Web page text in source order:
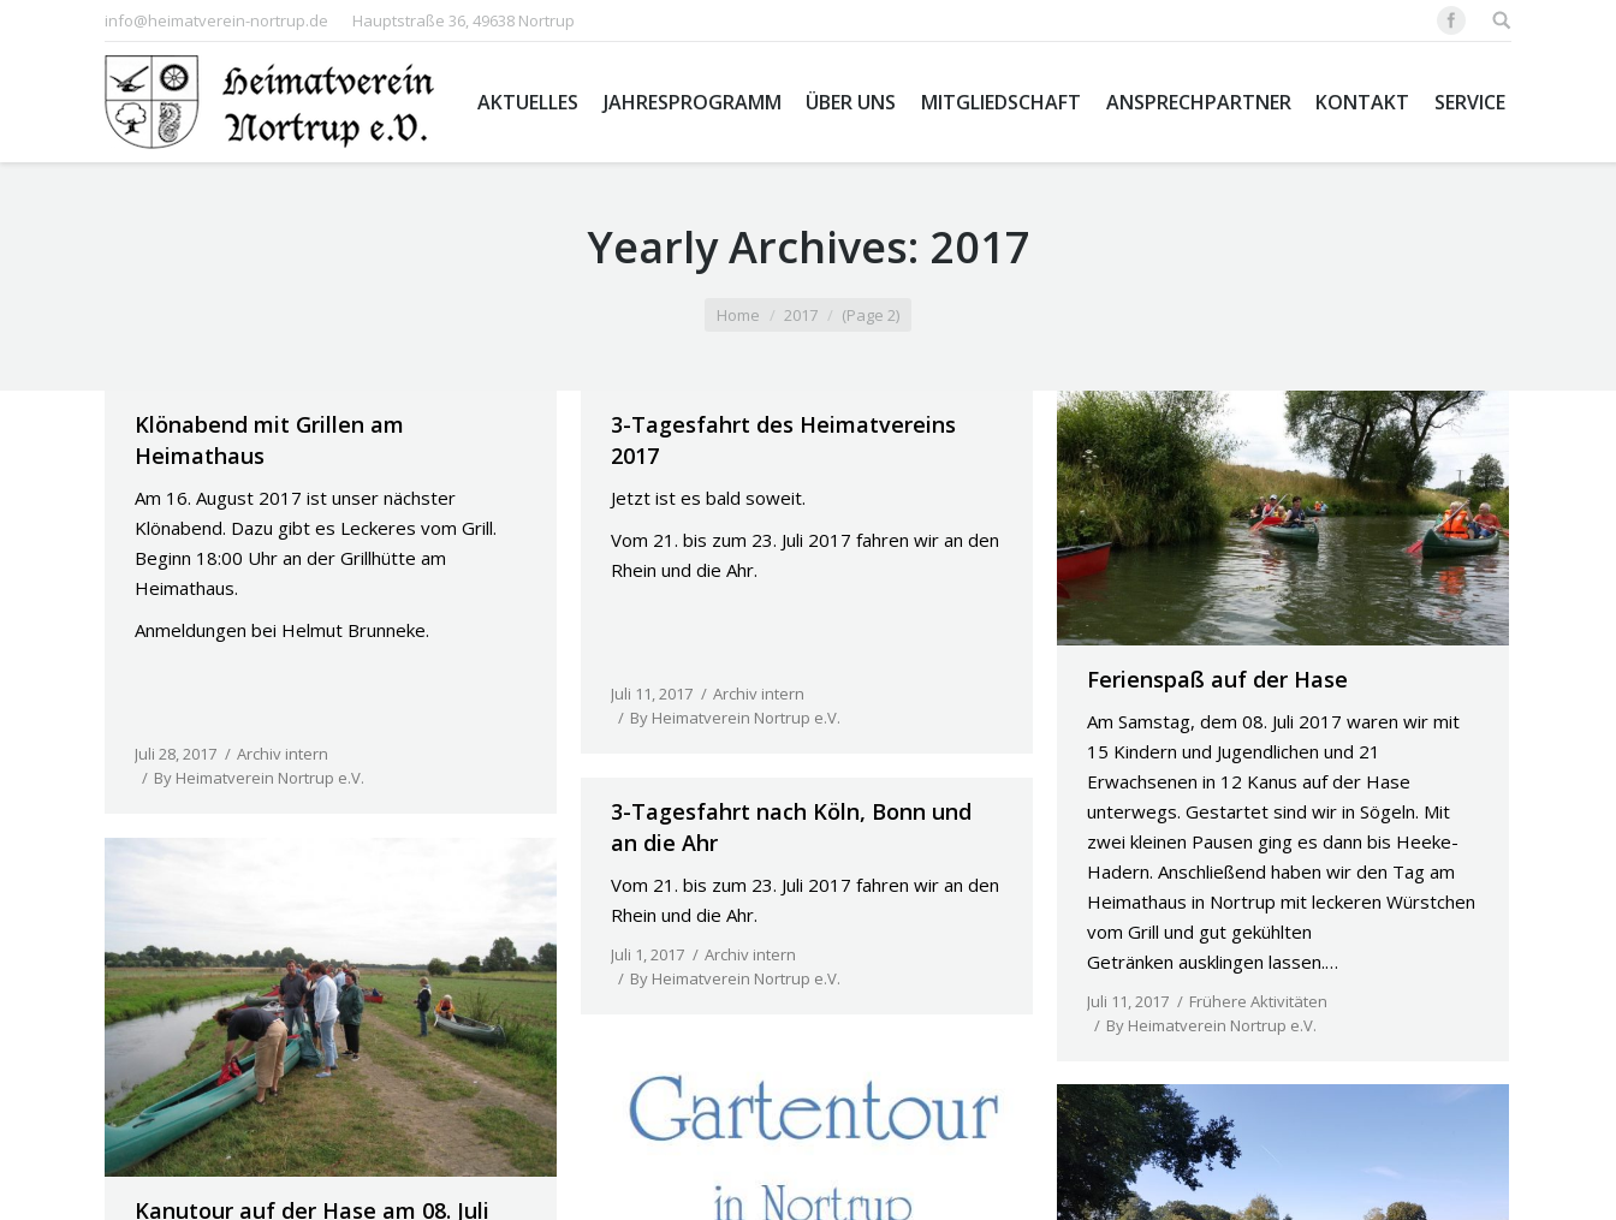
info@heimatverein-nortrup.de Hauptstraße 36, 49638 Nortrup
AKTUELLES JAHRESPROGRAMM ÜBER UNS MITGLIEDSCHAFT ANSPRECHPARTNER KONTAKT SERVICE
Yearly Archives: 2017
Home 2017 (Page 2)
Klönabend mit Grillen am
Heimathaus
Am 16. August 2017 ist unser nächster
Klönabend. Dazu gibt es Leckeres vom Grill.
Beginn 18:00 Uhr an der Grillhütte am
Heimathaus.
Anmeldungen bei Helmut Brunneke.
Juli 28, 2017
Archiv intern
By Heimatverein Nortrup e.V.
3-Tagesfahrt des Heimatvereins
2017
Jetzt ist es bald soweit.
Vom 21. bis zum 23. Juli 2017 fahren wir an den
Rhein und die Ahr.
Juli 11, 2017
Archiv intern
By Heimatverein Nortrup e.V.
Ferienspaß auf der Hase
Am Samstag, dem 08. Juli 2017 waren wir mit
15 Kindern und Jugendlichen und 21
Erwachsenen in 12 Kanus auf der Hase
unterwegs. Gestartet sind wir in Sögeln. Mit
zwei kleinen Pausen ging es dann bis Heeke-
Hadern. Anschließend haben wir den Tag am
Heimathaus in Nortrup mit leckeren Würstchen
vom Grill und gut gekühlten
Getränken ausklingen lassen.…
Juli 11, 2017
Frühere Aktivitäten
By Heimatverein Nortrup e.V.
3-Tagesfahrt nach Köln, Bonn und
an die Ahr
Vom 21. bis zum 23. Juli 2017 fahren wir an den
Rhein und die Ahr.
Juli 1, 2017
Archiv intern
By Heimatverein Nortrup e.V.
Kanutour auf der Hase am 08. Juli